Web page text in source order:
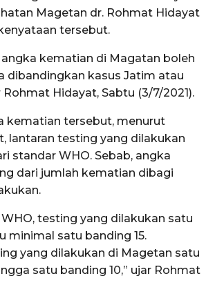
Magetan dr. Rohmat Hidayat
tersebut.
kematian di Magatan boleh
dibandingkan kasus Jatim atau
Rohmat Hidayat, Sabtu (3/7/2021).
kematian tersebut, menurut
lantaran testing yang dilakukan
standar WHO. Sebab, angka
dari jumlah kematian dibagi
WHO, testing yang dilakukan satu
minimal satu banding 15.
yang dilakukan di Magetan satu
satu banding 10,” ujar Rohmat